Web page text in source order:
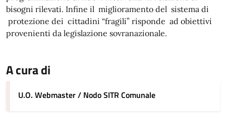
bisogni rilevati. Infine il miglioramento del sistema di
protezione dei cittadini “fragili” risponde ad obiettivi
provenienti da legislazione sovranazionale.
A cura di
U.O. Webmaster / Nodo SITR Comunale